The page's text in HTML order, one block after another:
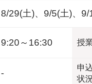
8/29(土)、9/5(土)、9/
9:20～16:30 授
-
申
状